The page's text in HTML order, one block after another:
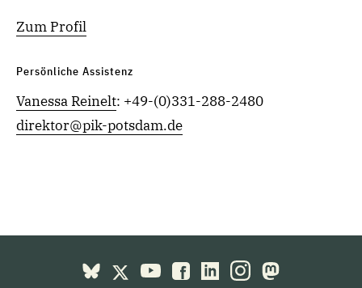
Zum Profil
Persönliche Assistenz
Vanessa Reinelt: +49-(0)331-288-2480
direktor@pik-potsdam.de